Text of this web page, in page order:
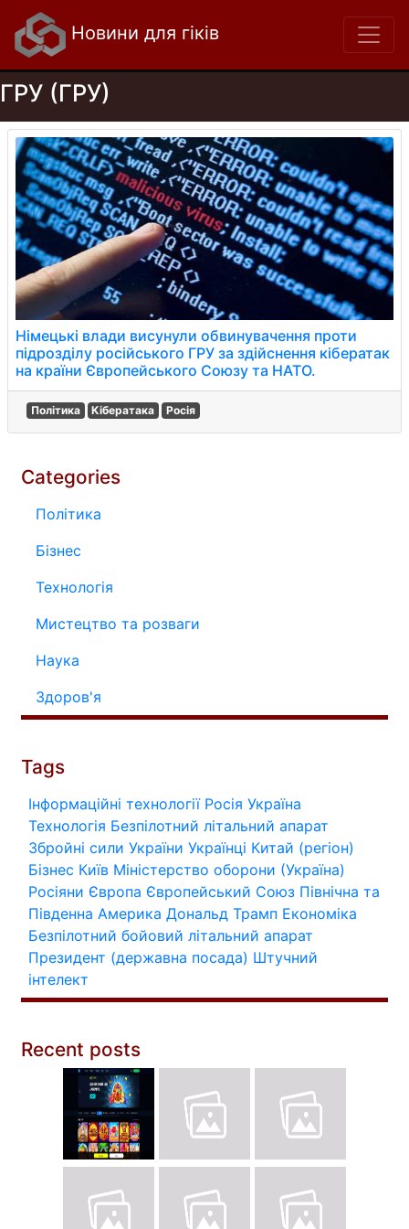
Новини для гіків
ГРУ (ГРУ)
Німецькі влади висунули обвинувачення проти
підрозділу російського ГРУ за здійснення кібератак
на країни Європейського Союзу та НАТО.
Політика Кібератака Росія
Categories
Політика
Бізнес
Технологія
Мистецтво та розваги
Наука
Здоров'я
Tags
Інформаційні технології Росія Україна
Технологія Безпілотний літальний апарат
Збройні сили України Українці Китай (регіон)
Бізнес Київ Міністерство оборони (Україна)
Росіяни Європа Європейський Союз Північна та
Південна Америка Дональд Трамп Економіка
Безпілотний бойовий літальний апарат
Президент (державна посада) Штучний
інтелект
Recent posts